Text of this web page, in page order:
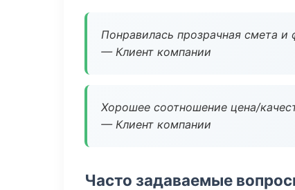
Понравилась прозрачная смета и
— Клиент компании
Хорошее соотношение цена/
— Клиент компании
Часто задаваемые